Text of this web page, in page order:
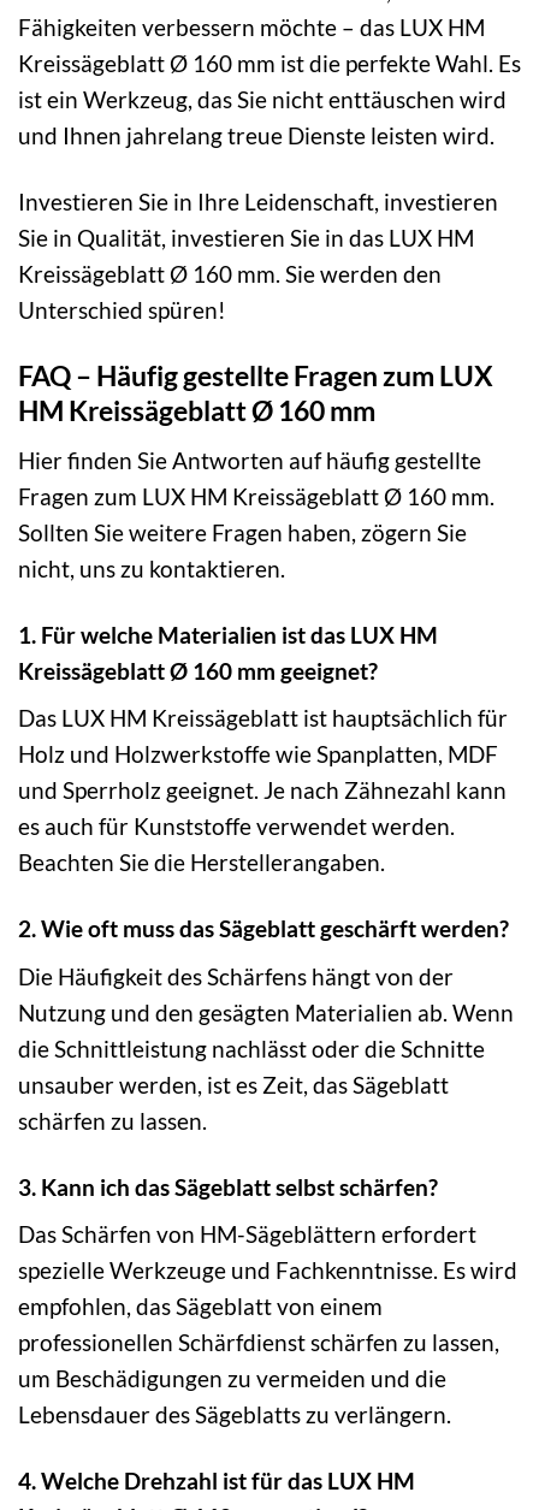
Fähigkeiten verbessern möchte – das LUX HM
Kreissägeblatt Ø 160 mm ist die perfekte Wahl. Es
ist ein Werkzeug, das Sie nicht enttäuschen wird
und Ihnen jahrelang treue Dienste leisten wird.
Investieren Sie in Ihre Leidenschaft, investieren
Sie in Qualität, investieren Sie in das LUX HM
Kreissägeblatt Ø 160 mm. Sie werden den
Unterschied spüren!
FAQ – Häufig gestellte Fragen zum LUX
HM Kreissägeblatt Ø 160 mm
Hier finden Sie Antworten auf häufig gestellte
Fragen zum LUX HM Kreissägeblatt Ø 160 mm.
Sollten Sie weitere Fragen haben, zögern Sie
nicht, uns zu kontaktieren.
1. Für welche Materialien ist das LUX HM
Kreissägeblatt Ø 160 mm geeignet?
Das LUX HM Kreissägeblatt ist hauptsächlich für
Holz und Holzwerkstoffe wie Spanplatten, MDF
und Sperrholz geeignet. Je nach Zähnezahl kann
es auch für Kunststoffe verwendet werden.
Beachten Sie die Herstellerangaben.
2. Wie oft muss das Sägeblatt geschärft werden?
Die Häufigkeit des Schärfens hängt von der
Nutzung und den gesägten Materialien ab. Wenn
die Schnittleistung nachlässt oder die Schnitte
unsauber werden, ist es Zeit, das Sägeblatt
schärfen zu lassen.
3. Kann ich das Sägeblatt selbst schärfen?
Das Schärfen von HM-Sägeblättern erfordert
spezielle Werkzeuge und Fachkenntnisse. Es wird
empfohlen, das Sägeblatt von einem
professionellen Schärfdienst schärfen zu lassen,
um Beschädigungen zu vermeiden und die
Lebensdauer des Sägeblatts zu verlängern.
4. Welche Drehzahl ist für das LUX HM